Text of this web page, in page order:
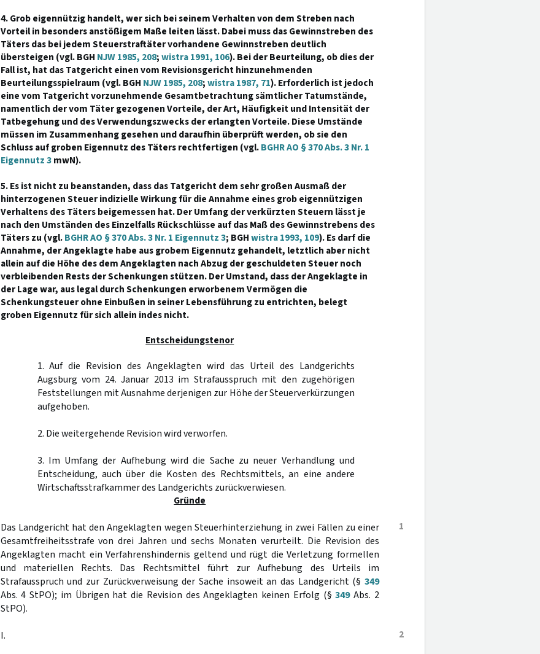
4. Grob eigennützig handelt, wer sich bei seinem Verhalten von dem Streben nach
Vorteil in besonders anstößigem Maße leiten lässt. Dabei muss das Gewinnstreben des
Täters das bei jedem Steuerstraftäter vorhandene Gewinnstreben deutlich
übersteigen (vgl. BGH NJW 1985, 208;wistra 1991, 106). Bei der Beurteilung, ob dies der
Fall ist, hat das Tatgericht einen vom Revisionsgericht hinzunehmenden
Beurteilungsspielraum (vgl. BGH NJW 1985, 208;wistra 1987, 71). Erforderlich ist jedoch
eine vom Tatgericht vorzunehmende Gesamtbetrachtung sämtlicher Tatumstände,
namentlich der vom Täter gezogenen Vorteile, der Art, Häufigkeit und Intensität der
Tatbegehung und des Verwendungszwecks der erlangten Vorteile. Diese Umstände
müssen im Zusammenhang gesehen und daraufhin überprüft werden, ob sie den
Schluss auf groben Eigennutz des Täters rechtfertigen (vgl.BGHR AO § 370 Abs. 3 Nr. 1
Eigennutz 3mwN).
5. Es ist nicht zu beanstanden, dass das Tatgericht dem sehr großen Ausmaß der
hinterzogenen Steuer indizielle Wirkung für die Annahme eines grob eigennützigen
Verhaltens des Täters beigemessen hat. Der Umfang der verkürzten Steuern lässt je
nach den Umständen des Einzelfalls Rückschlüsse auf das Maß des Gewinnstrebens des
Täters zu (vgl.BGHR AO § 370 Abs. 3 Nr. 1 Eigennutz 3; BGHwistra 1993, 109). Es darf die
Annahme, der Angeklagte habe aus grobem Eigennutz gehandelt, letztlich aber nicht
allein auf die Höhe des dem Angeklagten nach Abzug der geschuldeten Steuer noch
verbleibenden Rests der Schenkungen stützen. Der Umstand, dass der Angeklagte in
der Lage war, aus legal durch Schenkungen erworbenem Vermögen die
Schenkungsteuer ohne Einbußen in seiner Lebensführung zu entrichten, belegt
groben Eigennutz für sich allein indes nicht.
Entscheidungstenor
1. Auf die Revision des Angeklagten wird das Urteil des Landgerichts
Augsburg vom 24. Januar 2013 im Strafausspruch mit den zugehörigen
Feststellungen mit Ausnahme derjenigen zur Höhe der Steuerverkürzungen
aufgehoben.
2. Die weitergehende Revision wird verworfen.
3. Im Umfang der Aufhebung wird die Sache zu neuer Verhandlung und
Entscheidung, auch über die Kosten des Rechtsmittels, an eine andere
Wirtschaftsstrafkammer des Landgerichts zurückverwiesen.
Gründe
1
Das Landgericht hat den Angeklagten wegen Steuerhinterziehung in zwei Fällen zu einer
Gesamtfreiheitsstrafe von drei Jahren und sechs Monaten verurteilt. Die Revision des
Angeklagten macht ein Verfahrenshindernis geltend und rügt die Verletzung formellen
und materiellen Rechts. Das Rechtsmittel führt zur Aufhebung des Urteils im
Strafausspruch und zur Zurückverweisung der Sache insoweit an das Landgericht (§ 349
Abs. 4 StPO); im Übrigen hat die Revision des Angeklagten keinen Erfolg (§349Abs. 2
StPO).
2
I.